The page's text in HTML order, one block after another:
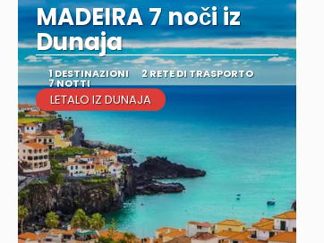
MADEIRA 7 noči iz
Dunaja
1 DESTINAZIONI 2 RETE DI TRASPORTO
7 NOTTI
LETALO IZ DUNAJA